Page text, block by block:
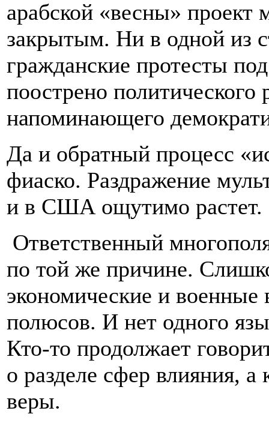
арабской «весны» проект
закрытым. Ни в одной из
гражданские протесты
поострено
напоминающего
Да и обратный процесс
фиаско. Раздражение
и в США ощутимо
Ответственный
по той же причине.
экономические и
полюсов. И нет одного
Кто-то продолжает
о разделе сфер влияния, а
веры.